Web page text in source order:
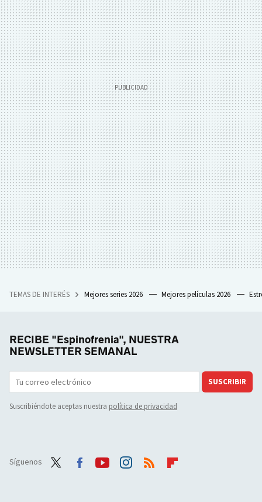
TEMAS DE INTERÉS Mejores series 2026 Mejores películas 2026
RECIBE "Espinofrenia", NUESTRA
NEWSLETTER SEMANAL
SUSCRIBIR
Suscribiéndote aceptas nuestra política de privacidad
Síguenos